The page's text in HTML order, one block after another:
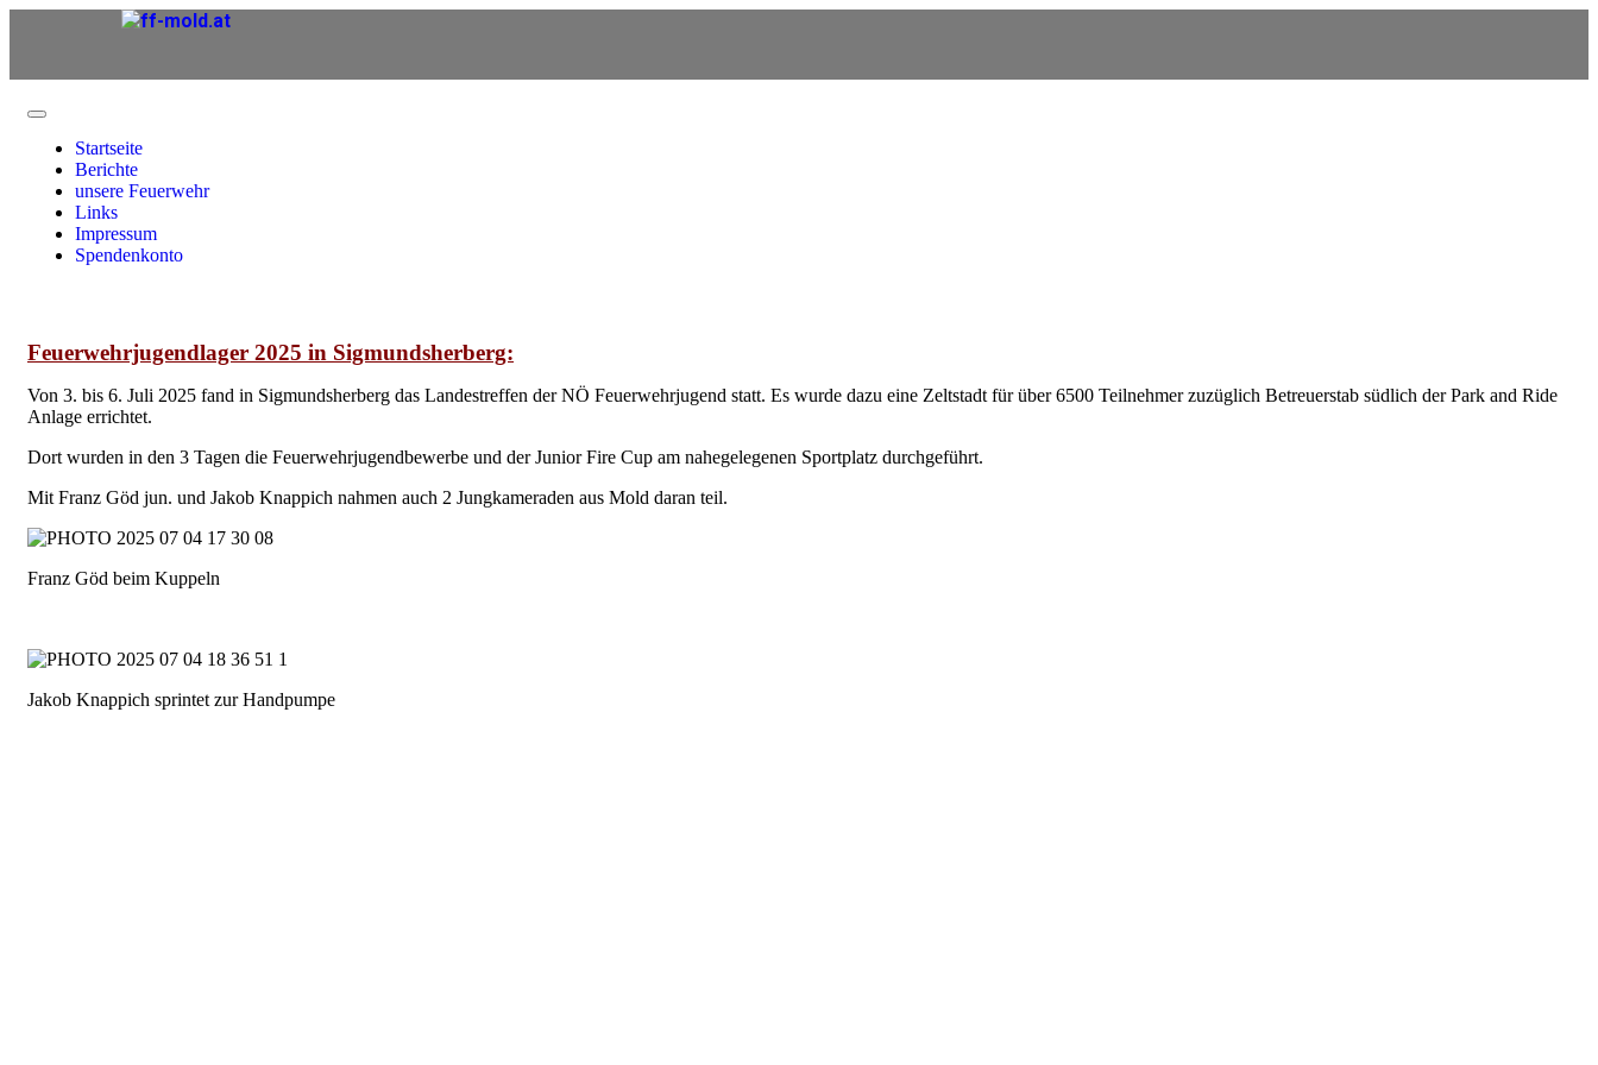
Startseite
Berichte
unsere Feuerwehr
Links
Impressum
Spendenkonto
Feuerwehrjugendlager 2025 in Sigmundsherberg:
Von 3. bis 6. Juli 2025 fand in Sigmundsherberg das Landestreffen der NÖ Feuerwehrjugend statt. Es wurde dazu eine Zeltstadt für über 6500 Teilnehmer zuzüglich Betreuerstab südlich der Park and Ride
Anlage errichtet.
Dort wurden in den 3 Tagen die Feuerwehrjugendbewerbe und der Junior Fire Cup am nahegelegenen Sportplatz durchgeführt.
Mit Franz Göd jun. und Jakob Knappich nahmen auch 2 Jungkameraden aus Mold daran teil.
Franz Göd beim Kuppeln
Jakob Knappich sprintet zur Handpumpe